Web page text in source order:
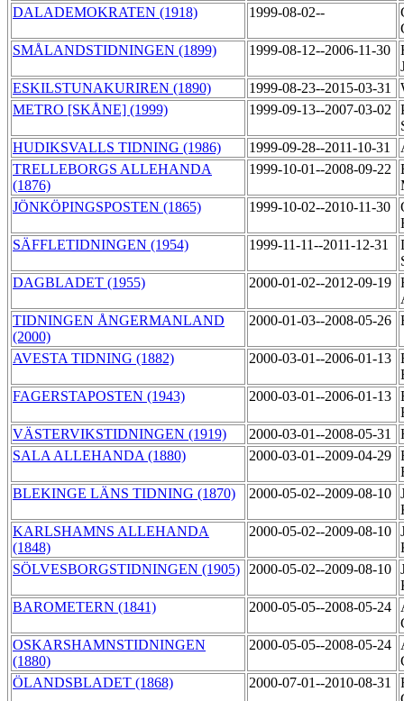
DALADEMOKRATEN (1918)
1999-08-02--
SMÅLANDSTIDNINGEN (1899)
1999-08-12--2006-11-30
ESKILSTUNAKURIREN (1890)
1999-08-23--2015-03-31
METRO [SKÅNE] (1999)
1999-09-13--2007-03-02
HUDIKSVALLS TIDNING (1986)
1999-09-28--2011-10-31
TRELLEBORGS ALLEHANDA
(1876)
1999-10-01--2008-09-22
JÖNKÖPINGSPOSTEN (1865)
1999-10-02--2010-11-30
SÄFFLETIDNINGEN (1954)
1999-11-11--2011-12-31
DAGBLADET (1955)
2000-01-02--2012-09-19
TIDNINGEN ÅNGERMANLAND
(2000)
2000-01-03--2008-05-26
AVESTA TIDNING (1882) 2000-03-01--2006-01-13
FAGERSTAPOSTEN (1943)
2000-03-01--2006-01-13
VÄSTERVIKSTIDNINGEN (1919)
2000-03-01--2008-05-31
SALA ALLEHANDA (1880)
2000-03-01--2009-04-29
BLEKINGE LÄNS TIDNING (1870)
2000-05-02--2009-08-10
KARLSHAMNS ALLEHANDA
(1848)
2000-05-02--2009-08-10
SÖLVESBORGSTIDNINGEN (1905)
2000-05-02--2009-08-10
BAROMETERN (1841)
2000-05-05--2008-05-24
OSKARSHAMNSTIDNINGEN
(1880)
2000-05-05--2008-05-24
ÖLANDSBLADET (1868)
2000-07-01--2010-08-31